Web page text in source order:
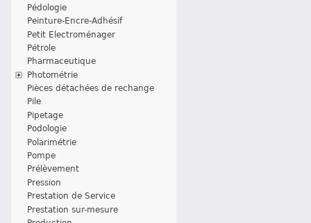
Pédologie
Peinture-Encre-Adhésif
Petit Electroménager
Pétrole
Pharmaceutique
Photométrie
Pièces détachées de rechange
Pile
Pipetage
Podologie
Polarimétrie
Pompe
Prélèvement
Pression
Prestation de Service
Prestation sur-mesure